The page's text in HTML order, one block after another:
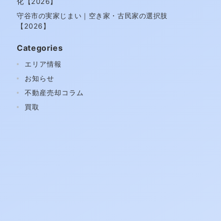
守谷市の実家じまい｜空き家・古民家の選択肢
【2026】
Categories
エリア情報
お知らせ
不動産売却コラム
買取